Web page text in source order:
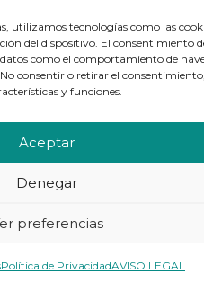
utilizamos tecnologías como las
del dispositivo. El consentimiento
como el comportamiento de
consentir o retirar el
y funciones.
Aceptar
Denegar
preferencias
Política de PrivacidadAVISO LEGAL